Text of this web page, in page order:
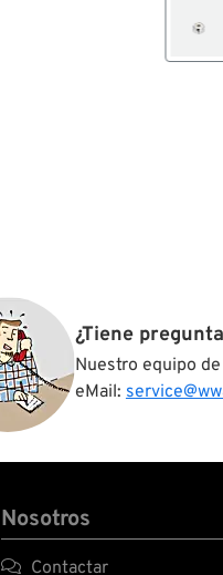
¿Tiene
Nuestro equipo
eMail:
Nosotros
 Contactar